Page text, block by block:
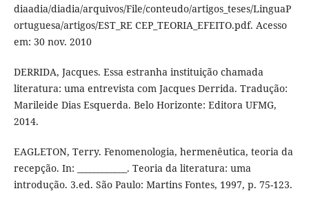
diaadia/diadia/arquivos/File/conteudo/artigos_teses/LinguaP
ortuguesa/artigos/EST_RE CEP_TEORIA_EFEITO.pdf. Acesso
em: 30 nov. 2010
DERRIDA, Jacques. Essa estranha instituição chamada
literatura: uma entrevista com Jacques Derrida. Tradução:
Marileide Dias Esquerda. Belo Horizonte: Editora UFMG,
2014.
EAGLETON, Terry. Fenomenologia, hermenêutica, teoria da
recepção. In: ____________. Teoria da literatura: uma
introdução. 3.ed. São Paulo: Martins Fontes, 1997, p. 75-123.